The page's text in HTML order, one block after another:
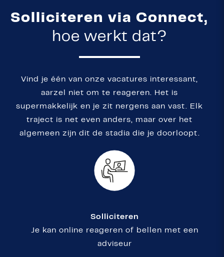
Solliciteren via Connect,
hoe werkt dat?
Vind je één van onze vacatures interessant,
aarzel niet om te reageren. Het is
supermakkelijk en je zit nergens aan vast. Elk
traject is net even anders, maar over het
algemeen zijn dit de stadia die je doorloopt.
Solliciteren
Je kan online reageren of bellen met een
adviseur